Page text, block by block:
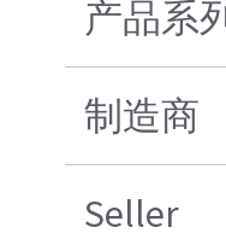
产品系
制造商
Seller